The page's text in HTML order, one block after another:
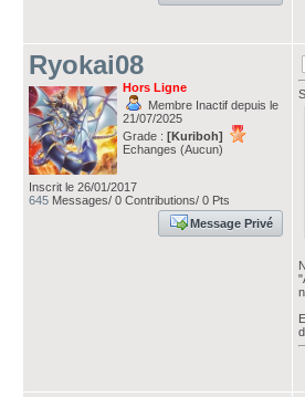
Ryokai08
Hors Ligne
Membre Inactif depuis le
21/07/2025
Grade : [Kuriboh]
Echanges (Aucun)
Inscrit le 26/01/2017
645 Messages/ 0 Contributions/ 0 Pts
Message Privé